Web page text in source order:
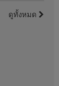
ดูทั้งหมด